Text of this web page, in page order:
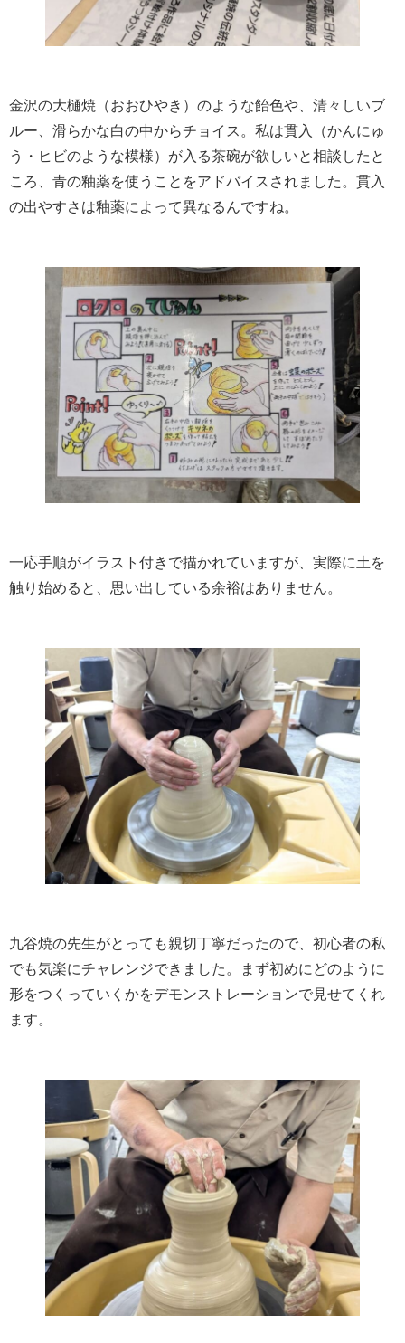
金沢の大樋焼（おおひやき）のような飴色や、清々しいブ
ルー、滑らかな白の中からチョイス。私は貫入（かんにゅ
う・ヒビのような模様）が入る茶碗が欲しいと相談したと
ころ、青の釉薬を使うことをアドバイスされました。貫入
の出やすさは釉薬によって異なるんですね。
一応手順がイラスト付きで描かれていますが、実際に土を
触り始めると、思い出している余裕はありません。
九谷焼の先生がとっても親切丁寧だったので、初心者の私
でも気楽にチャレンジできました。まず初めにどのように
形をつくっていくかをデモンストレーションで見せてくれ
ます。